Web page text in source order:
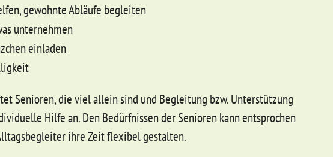
gewohnte Abläufe begleiten
unternehmen
einladen
Senioren, die viel allein sind und Begleitung bzw. Unterstützung
Hilfe an. Den Bedürfnissen der Senioren kann entsprochen
ihre Zeit flexibel gestalten.